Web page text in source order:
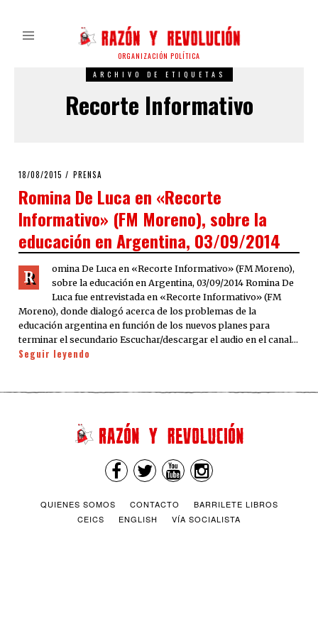
ORGANIZACIÓN POLÍTICA
ARCHIVO DE ETIQUETAS
Recorte Informativo
POSTED
18/08/2015 PRENSA
Romina De Luca en «Recorte
Informativo» (FM Moreno), sobre la
educación en Argentina, 03/09/2014
R
omina De Luca en «Recorte Informativo» (FM Moreno),
sobre la educación en Argentina, 03/09/2014 Romina De
Luca fue entrevistada en «Recorte Informativo» (FM
Moreno), donde dialogó acerca de los problemas de la
educación argentina en función de los nuevos planes para
terminar el secundario Escuchar/descargar el audio en el canal…
Seguir leyendo
QUIENES SOMOS CONTACTO
BARRILETE LIBROS
CEICS
ENGLISH VÍA SOCIALISTA